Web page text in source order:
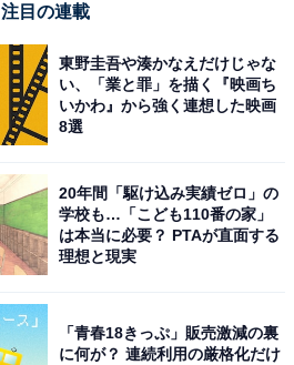
注目の連載
東野圭吾や湊かなえだけじゃな
い、「業と罪」を描く『映画ち
いかわ』から強く連想した映画
8選
20年間「駆け込み実績ゼロ」の
学校も…「こども110番の家」
は本当に必要？ PTAが直面する
理想と現実
「青春18きっぷ」販売激減の裏
に何が？ 連続利用の厳格化だけ